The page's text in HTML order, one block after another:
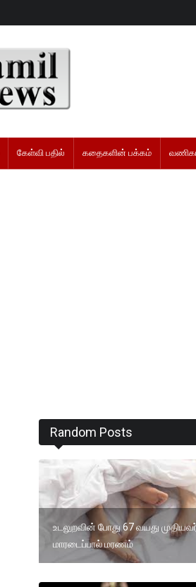
கேள்வி பதில் கதைகளின் பக்கம்
Random Posts
உடலுறவின் போது 67 வயது
மாரடைப்பால் மரணம்